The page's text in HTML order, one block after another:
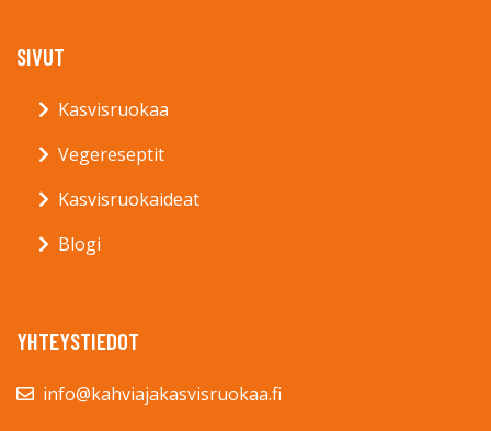
SIVUT
Kasvisruokaa
Vegereseptit
Kasvisruokaideat
Blogi
YHTEYSTIEDOT
info@kahviajakasvisruokaa.fi